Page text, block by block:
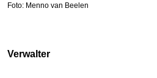
Foto: Menno van Beelen
Verwalter